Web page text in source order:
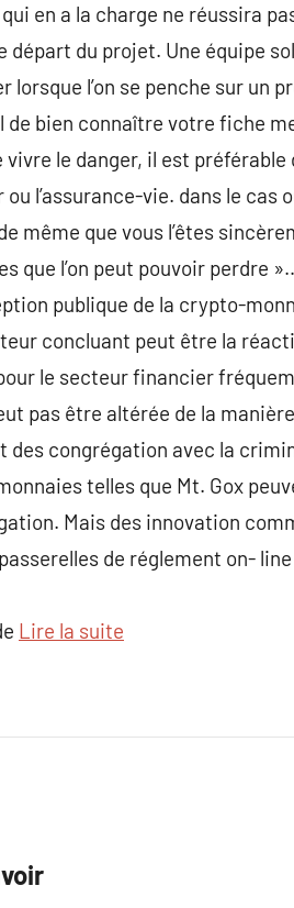
qui en a la charge ne réussira
départ du projet. Une équipe
lorsque l’on se penche sur
bien connaître votre fiche
vivre le danger, il est
l’assurance-vie. dans le cas
même que vous l’êtes
que l’on peut pouvoir perdre
publique de la crypto-
concluant peut être la
pour le secteur financier
pas être altérée de la
des congrégation avec la
telles que Mt. Gox
Mais des innovation
de réglement on-
Lire la suite